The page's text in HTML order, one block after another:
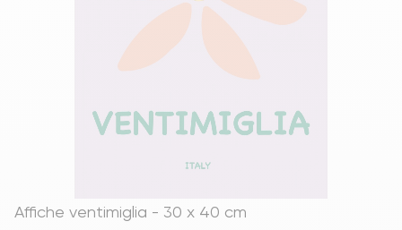
Affiche ventimiglia - 30 x 40 cm